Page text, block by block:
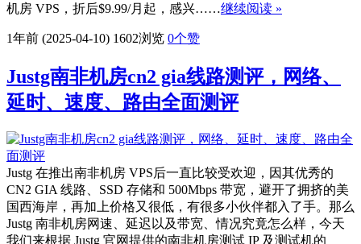
机房 VPS，折后$9.99/月起，感兴……继续阅读 »
1年前 (2025-04-10) 1602浏览 0个赞
Justg南非机房cn2 gia线路测评，网络、
延时、速度、路由全面测评
Justg 在推出南非机房 VPS后一直比较受欢迎，因其优秀的
CN2 GIA 线路、SSD 存储和 500Mbps 带宽，避开了拥挤的美
国西海岸，再加上价格又很低，有很多小伙伴都入了手。那么
Justg 南非机房网速、延迟以及带宽、情况究竟怎么样，今天
我们来根据 Justg 官网提供的南非机房测试 IP 及测试机的